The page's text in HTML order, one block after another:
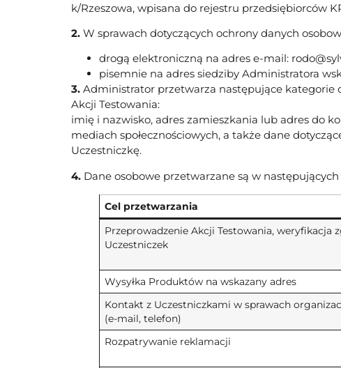
k/Rzeszowa, wpisana do rejestru przedsiębiorców
2. W sprawach dotyczących ochrony danych
drogą elektroniczną na adres e-mail:
pisemnie na adres siedziby Administratora
3. Administrator przetwarza następujące kategorie
Akcji Testowania:
imię i nazwisko, adres zamieszkania lub adres do
mediach społecznościowych, a także dane
Uczestniczkę.
4. Dane osobowe przetwarzane są w
Cel przetwarzania
Przeprowadzenie Akcji Testowania, weryfikacja
Uczestniczek
Wysyłka Produktów na wskazany adres
Kontakt z Uczestniczkami w sprawach
(e-mail, telefon)
Rozpatrywanie reklamacji